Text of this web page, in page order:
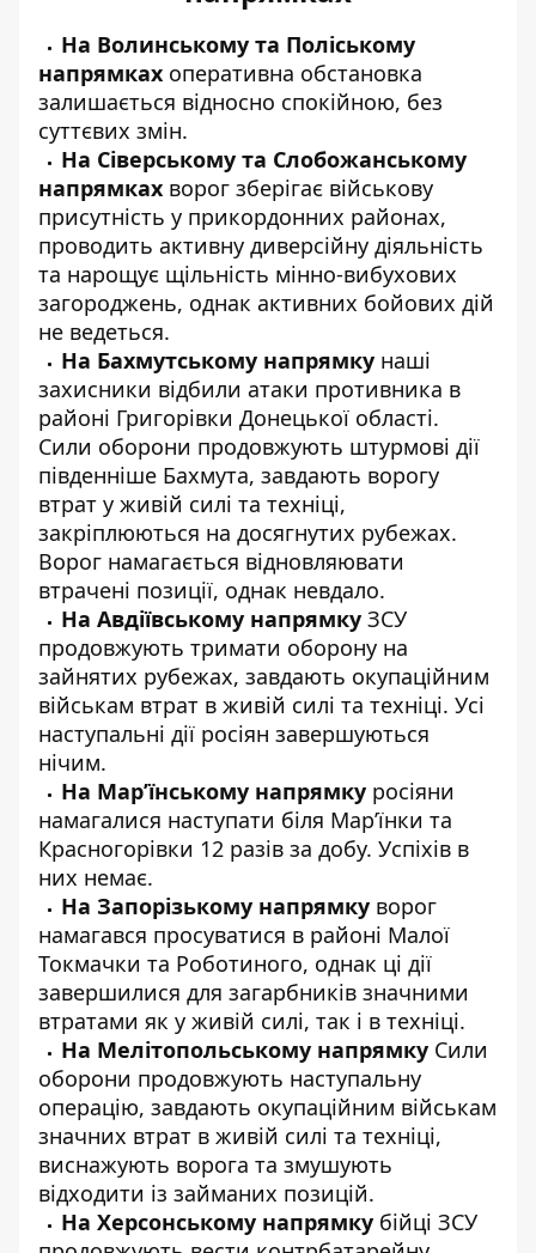
На Волинському та Поліському
напрямках оперативна обстановка
залишається відносно спокійною, без
суттєвих змін.
На Сіверському та Слобожанському
напрямках ворог зберігає військову
присутність у прикордонних районах,
проводить активну диверсійну діяльність
та нарощує щільність мінно-вибухових
загороджень, однак активних бойових дій
не ведеться.
На Бахмутському напрямку наші
захисники відбили атаки противника в
районі Григорівки Донецької області.
Сили оборони продовжують штурмові дії
південніше Бахмута, завдають ворогу
втрат у живій силі та техніці,
закріплюються на досягнутих рубежах.
Ворог намагається відновляювати
втрачені позиції, однак невдало.
На Авдіївському напрямку ЗСУ
продовжують тримати оборону на
зайнятих рубежах, завдають окупаційним
військам втрат в живій силі та техніці. Усі
наступальні дії росіян завершуються
нічим.
На Мар’їнському напрямку росіяни
намагалися наступати біля Мар’їнки та
Красногорівки 12 разів за добу. Успіхів в
них немає.
На Запорізькому напрямку ворог
намагався просуватися в районі Малої
Токмачки та Роботиного, однак ці дії
завершилися для загарбників значними
втратами як у живій силі, так і в техніці.
На Мелітопольському напрямку Сили
оборони продовжують наступальну
операцію, завдають окупаційним військам
значних втрат в живій силі та техніці,
виснажують ворога та змушують
відходити із займаних позицій.
На Херсонському напрямку бійці ЗСУ